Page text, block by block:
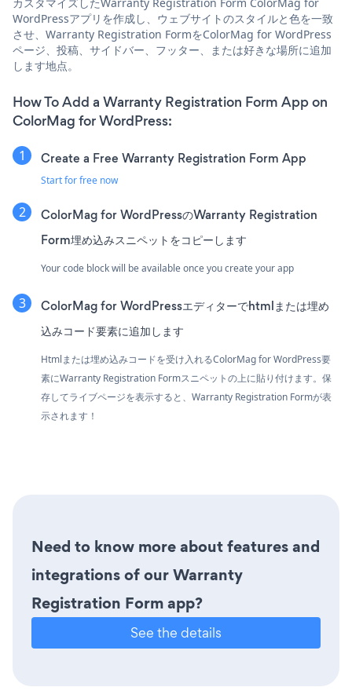
WordPressアプリを作成し、ウェブサイトのスタイルと色を一致
させ、Warranty Registration FormをColorMag for WordPress
ページ、投稿、サイドバー、フッター、または好きな場所に追加
します地点。
How To Add a Warranty Registration Form App on
ColorMag for WordPress:
Create a Free Warranty Registration Form App
Start for free now
ColorMag for WordPressのWarranty Registration
Form埋め込みスニペットをコピーします
Your code block will be available once you create your app
ColorMag for WordPressエディターでhtmlまたは埋め
込みコード要素に追加します
Htmlまたは埋め込みコードを受け入れるColorMag for WordPress要
素にWarranty Registration Formスニペットの上に貼り付けます。保
存してライブページを表示すると、Warranty Registration Formが表
示されます！
Need to know more about features and
integrations of our Warranty
Registration Form app?
See the details